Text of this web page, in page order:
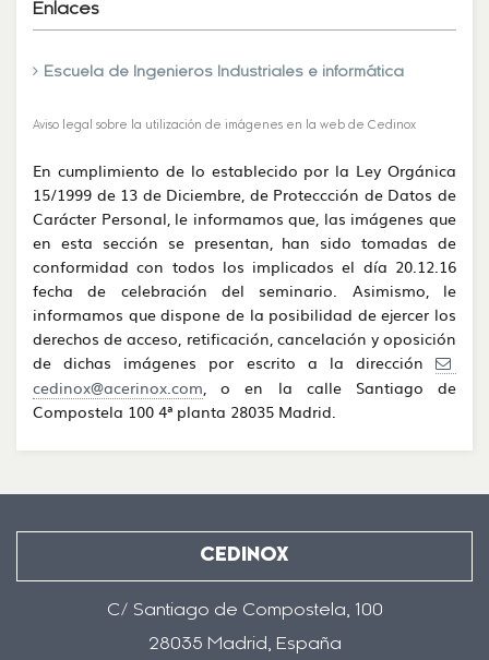
Enlaces
Escuela de Ingenieros Industriales e informática
Aviso legal sobre la utilización de imágenes en la web de Cedinox
En cumplimiento de lo establecido por la Ley Orgánica
15/1999 de 13 de Diciembre, de Proteccción de Datos de
Carácter Personal, le informamos que, las imágenes que
en esta sección se presentan, han sido tomadas de
conformidad con todos los implicados el día 20.12.16
fecha de celebración del seminario. Asimismo, le
informamos que dispone de la posibilidad de ejercer los
derechos de acceso, retificación, cancelación y oposición
de dichas imágenes por escrito a la dirección
cedinox@acerinox.com, o en la calle Santiago de
Compostela 100 4ª planta 28035 Madrid.
CEDINOX
C/ Santiago de Compostela, 100
28035 Madrid, España